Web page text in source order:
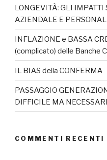
LONGEVITÀ: GLI IMPATTI
AZIENDALE E
INFLAZIONE e BASSA
(complicato) delle Banche
IL BIAS della CONFERMA
PASSAGGIO
DIFFICILE MA
COMMENTI RECENTI